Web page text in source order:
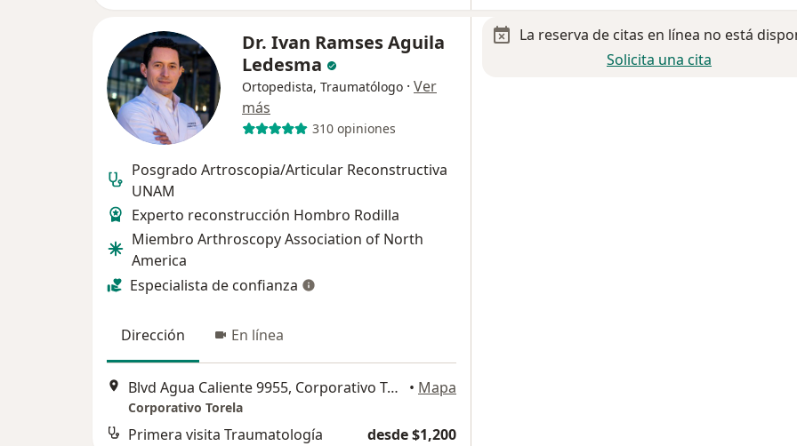
Dr. Ivan Ramses Aguila
Ledesma
Ortopedista, Traumatólogo · Ver
más
310 opiniones
Posgrado Artroscopia/Articular Reconstructiva
UNAM
Experto reconstrucción Hombro Rodilla
Miembro Arthroscopy Association of North
America
Especialista de confianza
Dirección En línea
Blvd Agua Caliente 9955, Corporativo Torela. Planta M, Tijuana • Mapa
Corporativo Torela
Primera visita Traumatología desde $1,200
La reserva de citas en línea no está
Solicita una cita